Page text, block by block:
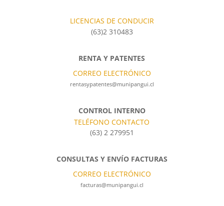
LICENCIAS DE CONDUCIR
(63)2 310483
RENTA Y PATENTES
CORREO ELECTRÓNICO
rentasypatentes@munipangui.cl
CONTROL INTERNO
TELÉFONO CONTACTO
(63) 2 279951
CONSULTAS Y ENVÍO FACTURAS
CORREO ELECTRÓNICO
facturas@munipangui.cl